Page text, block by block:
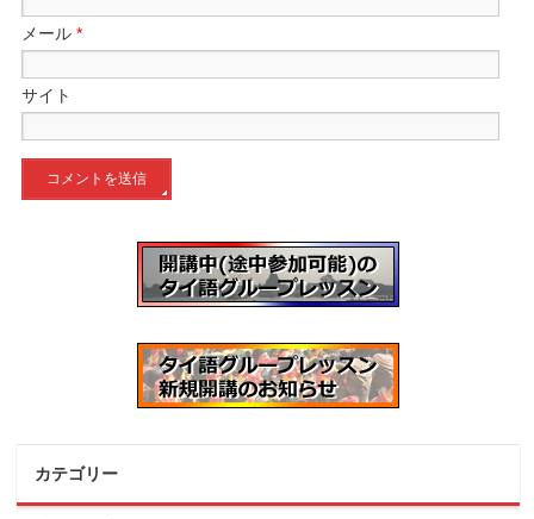
メール*
サイト
カテゴリー